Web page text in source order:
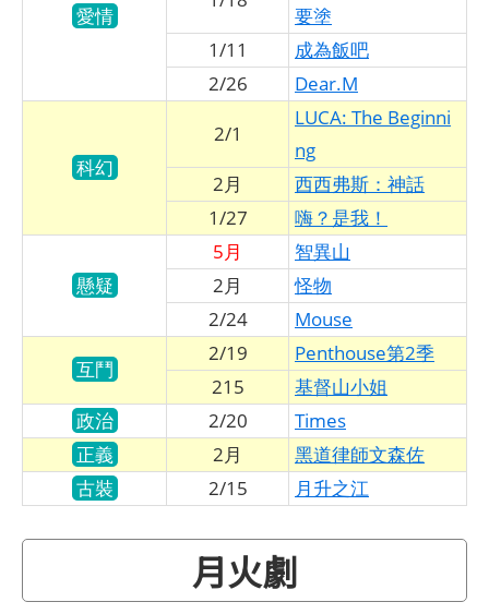
愛情
要塗
1/11
成為飯吧
2/26
Dear.M
科幻
2/1
LUCA: The Beginni
ng
2月
西西弗斯：神話
1/27
嗨？是我！
懸疑
5月
智異山
2月
怪物
2/24
Mouse
互鬥
2/19
Penthouse第2季
215
基督山小姐
政治
2/20
Times
正義
2月
黑道律師文森佐
古裝
2/15 月升之江
月火劇